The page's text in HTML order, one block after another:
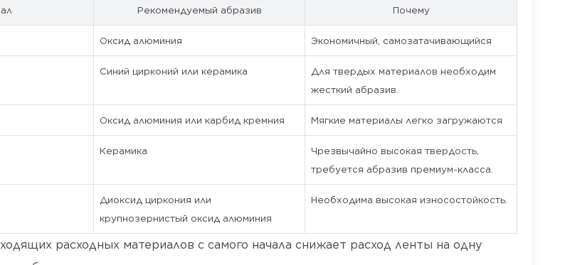
Рекомендуемый абразив Почему
Оксид алюминия Экономичный, самозатачивающийся
Синий цирконий или керамика
Для твердых материалов необходим
жесткий абразив.
Оксид алюминия или карбид кремния Мягкие материалы легко загружаются
Керамика
Чрезвычайно высокая твердость,
требуется абразив премиум-класса.
Диоксид циркония или
крупнозернистый оксид алюминия
Необходима высокая износостойкость.
расходных материалов с самого начала снижает расход ленты на одну